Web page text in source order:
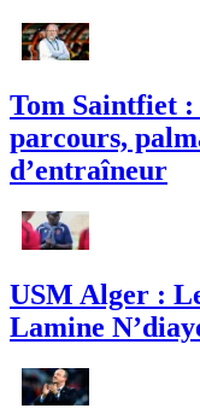
Tom Saintfiet
parcours,
d’entraîneur
USM Alger :
Lamine